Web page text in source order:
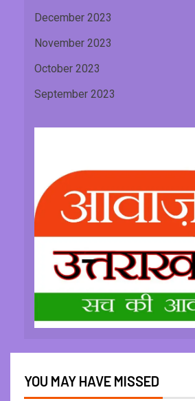
December 2023
November 2023
October 2023
September 2023
YOU MAY HAVE MISSED